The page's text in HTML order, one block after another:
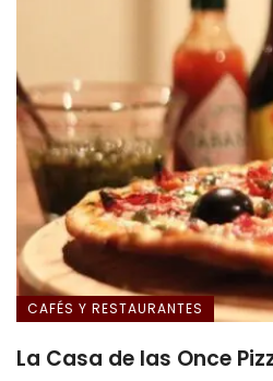
CAFÉS Y RESTAURANTES
La Casa de las Once